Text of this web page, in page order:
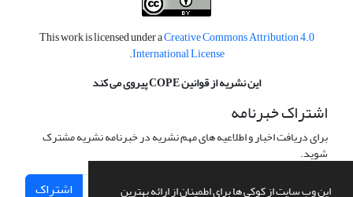
این وب سایت از کوکی ها برای اطمینان از ارائه بهترین
This work is licensed under aCreative Commons Attribution 4.0
International License
.
این نشریه از قوانین COPE پیروی می کند
اشتراک خبرنامه
برای دریافت اخبار و اطلاعیه های مهم نشریه در خبرنامه نشریه مشترک
شوید.
اشتراک